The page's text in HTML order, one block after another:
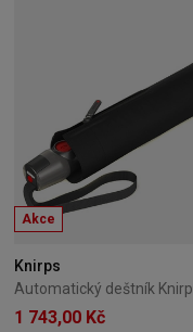
Akce
Knirps
1 743,00 Kč